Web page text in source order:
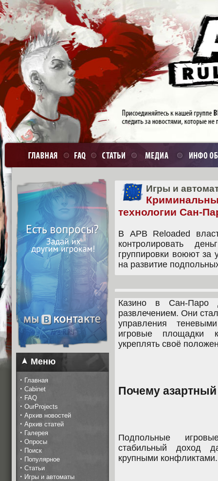
Меню
· Главная
· Cabinet
· FAQ
· OurProjects
· Архив новостей
· Архив статей
· Галерея
· Опросы
· Поиск
· Популярное
· Статьи
· Игры и автоматы
Игры и
технологии Сан-
В APB Reloaded
контролировать
группировки воюют за
на развитие
Казино в Сан-Паро
развлечением. Они
управления
игровые площадки
укреплять своё
Почему
Подпольные
стабильный доход
крупными конфликтами.